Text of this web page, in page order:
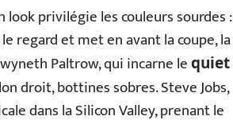
look privilégie les couleurs sourdes :
regard et met en avant la coupe, la
Paltrow, qui incarne lequiet
droit, bottines sobres. Steve Jobs,
dans la Silicon Valley, prenant le